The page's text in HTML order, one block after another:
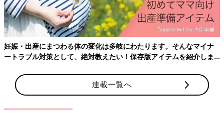
『初めてのひよこクラブ』2026年夏号「正しく知っておきたい
予防接種の最新情報」特集では、接種スケジュールや予防接種の
受け方などを具体的に紹介しています。
『初めてのひよこクラブ』最新号はこちら！
妊娠・出産にまつわる体の変化は多岐にわたります。そんなマイナ
ートラブル対策として、絶対教えたい！保存版アイテムを紹介しま
連載一覧へ